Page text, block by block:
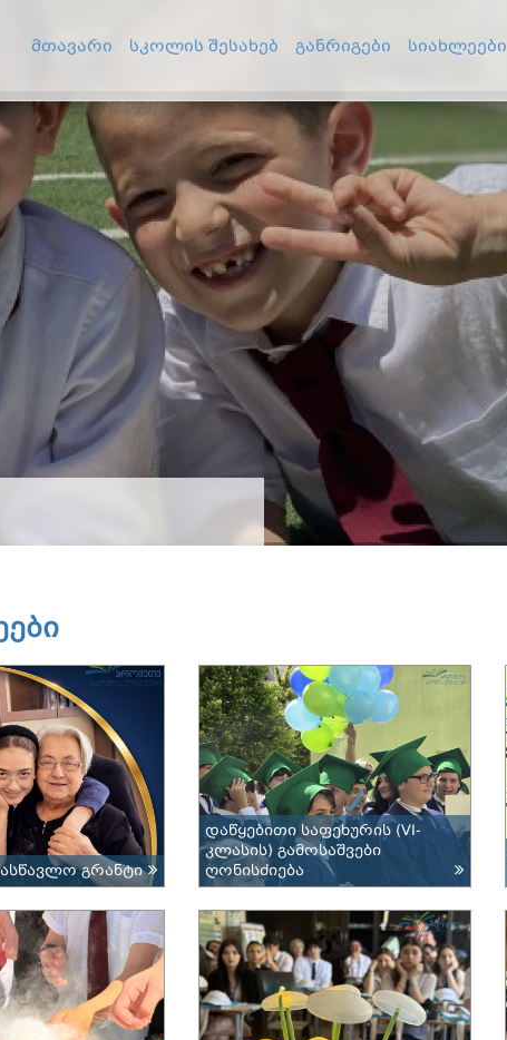
მთავარი სკოლის შესახებ განრიგები სიახლეები
გრანტი
დაწყებითი საფეხურის (VI-
კლასის) გამოსაშვები
ღონისძიება